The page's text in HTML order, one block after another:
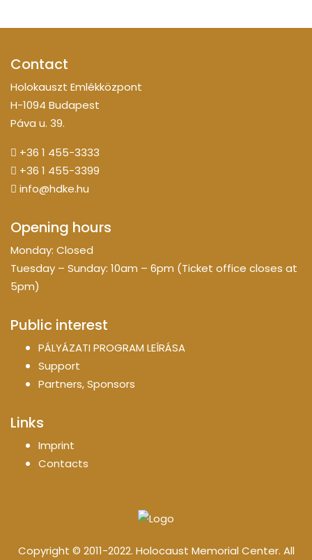
Contact
Holokauszt Emlékközpont
H-1094 Budapest
Páva u. 39.
+36 1 455-3333
+36 1 455-3399
info@hdke.hu
Opening hours
Monday: Closed
Tuesday – Sunday: 10am – 6pm (Ticket office closes at
5pm)
Public interest
PÁLYÁZATI PROGRAM LEÍRÁSA
Support
Partners, Sponsors
Links
Imprint
Contacts
Copyright © 2011-2022. Holocaust Memorial Center. All